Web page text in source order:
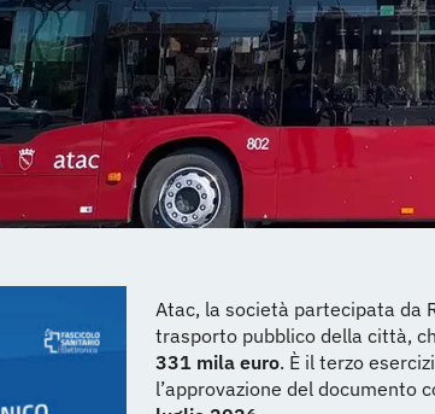
Atac, la società partecipata da
trasporto pubblico della città,
331 mila euro. È il terzo
l’approvazione del documento